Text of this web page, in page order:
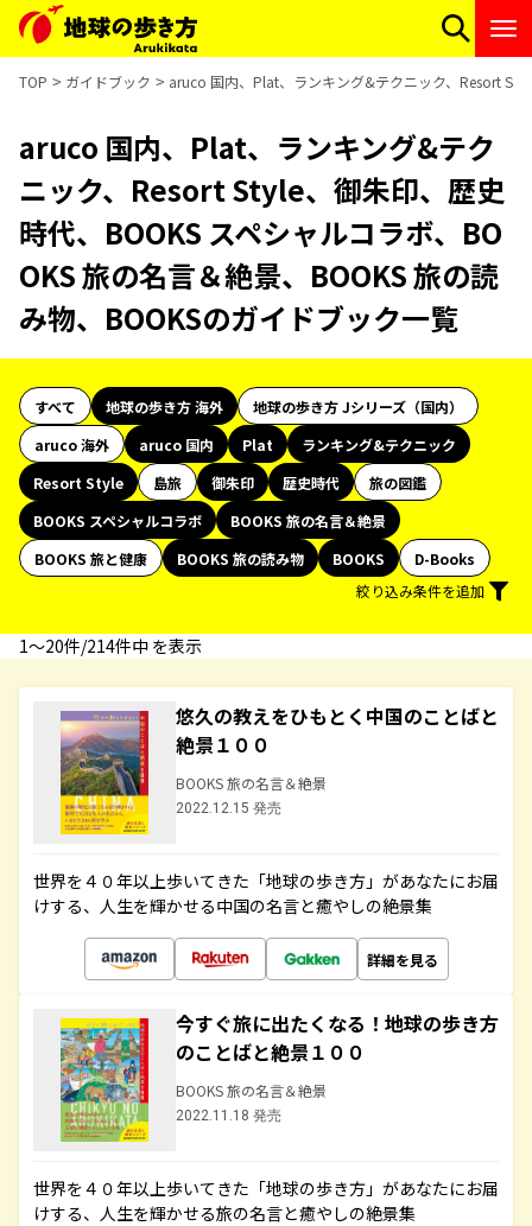
TOP ガイドブック aruco 国内、Plat、ランキング&テクニック、Resort
aruco 国内、Plat、ランキング&テク
ニック、Resort Style、御朱印、歴史
時代、BOOKS スペシャルコラボ、BO
OKS 旅の名言＆絶景、BOOKS 旅の読
み物、BOOKSのガイドブック一覧
すべて 地球の歩き方 海外
地球の歩き方 Jシリーズ（国内）
aruco 海外
aruco 国内 Plat
ランキング&テクニック
Resort Style
島旅 御朱印 歴史時代
旅の図鑑
BOOKS スペシャルコラボ
BOOKS 旅の名言＆絶景
BOOKS 旅と健康
BOOKS 旅の読み物 BOOKS
D-Books
絞り込み条件を追加
1〜20件/214件中 を表示
悠久の教えをひもとく中国のことばと
絶景１００
BOOKS 旅の名言＆絶景
2022.12.15 発売
世界を４０年以上歩いてきた「地球の歩き方」があなたにお届
けする、人生を輝かせる中国の名言と癒やしの絶景集
詳細を見る
今すぐ旅に出たくなる！地球の歩き方
のことばと絶景１００
BOOKS 旅の名言＆絶景
2022.11.18 発売
世界を４０年以上歩いてきた「地球の歩き方」があなたにお届
けする、人生を輝かせる旅の名言と癒やしの絶景集